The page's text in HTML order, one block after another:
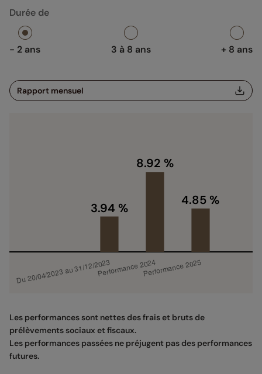
Les performances sont nettes des frais et bruts de
prélèvements sociaux et fiscaux.
Les performances passées ne préjugent pas des performances
futures.
Durée de
- 2 ans 3 à 8 ans + 8 ans
Rapport mensuel